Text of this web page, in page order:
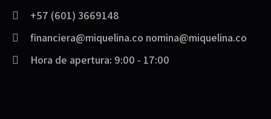
+57 (601) 3669148
financiera@miquelina.co nomina@miquelina.co
Hora de apertura: 9:00 - 17:00